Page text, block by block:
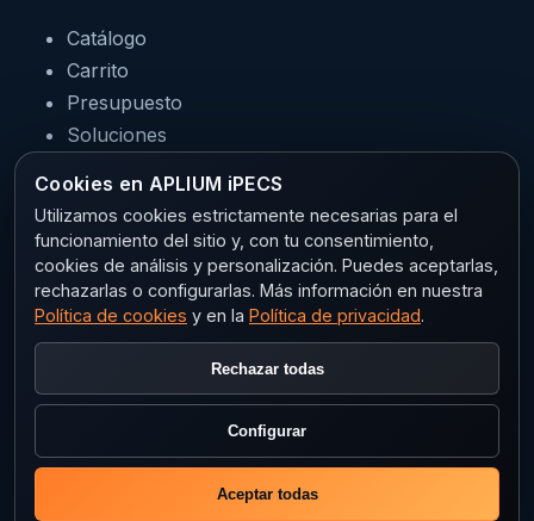
Catálogo
Carrito
Presupuesto
Soluciones
Sectores
Legal
Aviso legal
Política de cookies
Configurar cookies
Cookies en APLIUM iPECS
Utilizamos cookies estrictamente necesarias para el
funcionamiento del sitio y, con tu consentimiento,
cookies de análisis y personalización. Puedes aceptarlas,
rechazarlas o configurarlas. Más información en nuestra
Política de cookies y en la Política de privacidad.
Rechazar todas
Configurar
Aceptar todas